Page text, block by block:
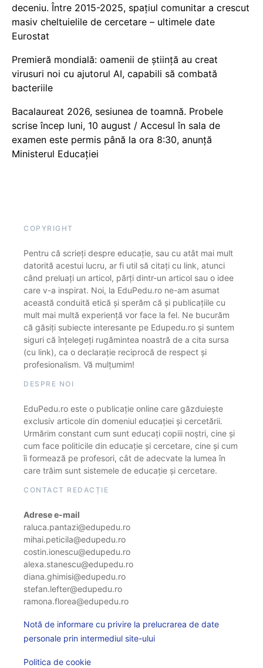
deceniu. Între 2015-2025, spațiul comunitar a crescut
masiv cheltuielile de cercetare – ultimele date
Eurostat
Premieră mondială: oamenii de știință au creat
virusuri noi cu ajutorul AI, capabili să combată
bacteriile
Bacalaureat 2026, sesiunea de toamnă. Probele
scrise încep luni, 10 august / Accesul în sala de
examen este permis până la ora 8:30, anunță
Ministerul Educației
COPYRIGHT
Pentru că scrieți despre educație, sau cu atât mai mult
datorită acestui lucru, ar fi util să citați cu link, atunci
când preluați un articol, părți dintr-un articol sau o idee
care v-a inspirat. Noi, la EduPedu.ro ne-am asumat
această conduită etică și sperăm că și publicațiile cu
mult mai multă experiență vor face la fel. Ne bucurăm
că găsiți subiecte interesante pe Edupedu.ro și suntem
siguri că înțelegeți rugămintea noastră de a cita sursa
(cu link), ca o declarație reciprocă de respect și
profesionalism. Vă mulțumim!
DESPRE NOI
EduPedu.ro este o publicație online care găzduiește
exclusiv articole din domeniul educației și cercetării.
Urmărim constant cum sunt educați copiii noștri, cine și
cum face politicile din educație și cercetare, cine și cum
îi formează pe profesori, cât de adecvate la lumea în
care trăim sunt sistemele de educație și cercetare.
CONTACT REDACȚIE
Adrese e-mail
raluca.pantazi@edupedu.ro
mihai.peticila@edupedu.ro
costin.ionescu@edupedu.ro
alexa.stanescu@edupedu.ro
diana.ghimisi@edupedu.ro
stefan.lefter@edupedu.ro
ramona.florea@edupedu.ro
Notă de informare cu privire la prelucrarea de date
personale prin intermediul site-ului
Politica de cookie